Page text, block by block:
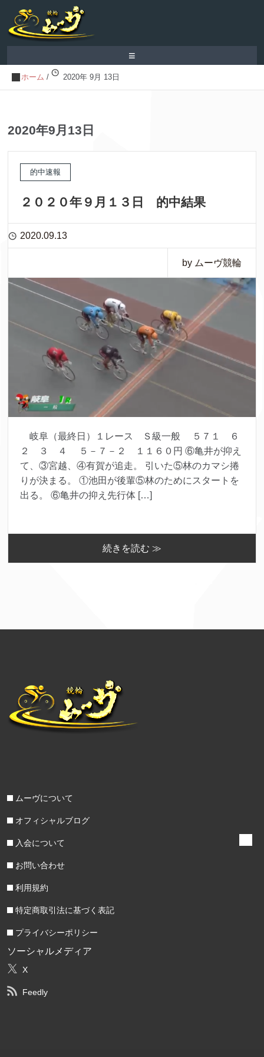
≡
ホーム / 2020年 9月 13日
2020年9月13日
的中速報
２０２０年９月１３日 的中結果
2020.09.13
by ムーヴ競輪
岐阜（最終日）１レース Ｓ級一般 ５７１ ６
２ ３ ４ ５－７－２ １１６０円 ⑥亀井が抑え
て、③宮越、④有賀が追走。 引いた⑤林のカマシ捲
りが決まる。 ①池田が後輩⑤林のためにスタートを
出る。 ⑥亀井の抑え先行体 […]
続きを読む ≫
ムーヴについて
オフィシャルブログ
入会について
お問い合わせ
利用規約
特定商取引法に基づく表記
プライバシーポリシー
ソーシャルメディア
X
Feedly